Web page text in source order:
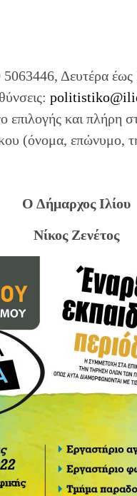
5063446, Δευτέρα
και πλήρη
(όνομα, επώνυμο,
Ο Δήμαρχος Ιλίου
Νίκος Ζενέτος